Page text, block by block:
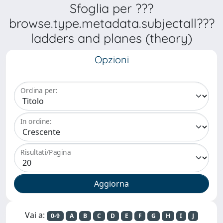
Sfoglia per ???
browse.type.metadata.subjectall???
ladders and planes (theory)
Opzioni
Ordina per:
In ordine:
Risultati/Pagina
Vai a: 0-9 A B C D E F G H I
J